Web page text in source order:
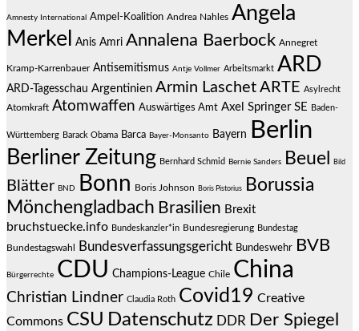
Amnesty International Ampel-Koalition Andrea Nahles Angela
Merkel
Anis Amri Annalena Baerbock Annegret
Kramp-Karrenbauer Antisemitismus Antje Vollmer Arbeitsmarkt ARD
ARD-Tagesschau Argentinien Armin Laschet ARTE Asylrecht
Atomkraft Atomwaffen Auswärtiges Amt Axel Springer SE Baden-
Württemberg Barack Obama Barca Bayer-Monsanto Bayern Berlin
Berliner Zeitung Bernhard Schmid Bernie Sanders Beuel Bild
Blätter BND Bonn Boris Johnson Boris Pistorius
Borussia
Mönchengladbach Brasilien Brexit
bruchstuecke.info Bundeskanzler*in Bundesregierung Bundestag
Bundestagswahl Bundesverfassungsgericht Bundeswehr BVB
Bürgerrechte CDU Champions-League Chile China
Christian Lindner Claudia Roth Covid19 Creative
Commons CSU Datenschutz DDR Der Spiegel